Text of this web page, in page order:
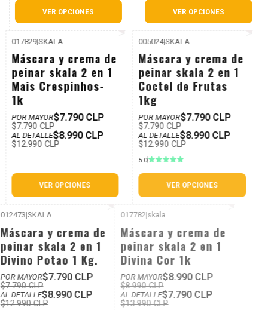
VER OPCIONES VER OPCIONES
Dcto
017829|SKALA
Máscara y crema de
peinar skala 2 en 1
Mais Crespinhos-
1k
POR MAYOR$7.790 CLP
$7.790 CLP
AL DETALLE$8.990 CLP
$12.990 CLP
VER OPCIONES
Dcto
005024|SKALA
Máscara y crema de
peinar skala 2 en 1
Coctel de Frutas
1kg
POR MAYOR$7.790 CLP
$7.790 CLP
AL DETALLE$8.990 CLP
$12.990 CLP
5.0
VER OPCIONES
Dcto
012473|SKALA
Máscara y crema de
peinar skala 2 en 1
Divino Potao 1 Kg.
POR MAYOR$7.790 CLP
$7.790 CLP
AL DETALLE$8.990 CLP
$12.990 CLP
Dcto
017782
Máscara y crema de
peinar skala 2 en 1
Divina Cor 1k
POR MAYOR$8.990 CLP
$8.990 CLP
AL DETALLE$7.790 CLP
$13.990 CLP